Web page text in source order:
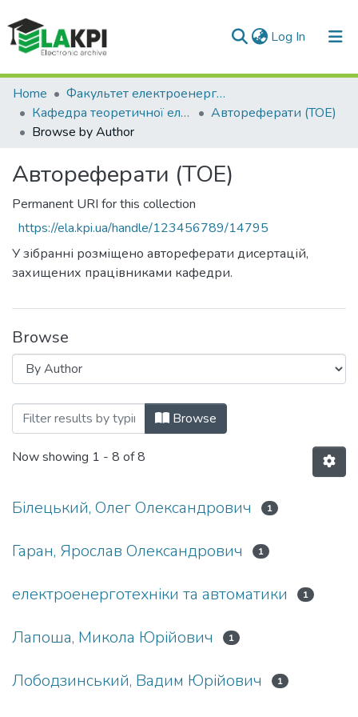
Log In (current)
Communities & Collections
All of DSpace
Home
Факультет електроенерготехніки та автоматики (ФЕА)
Кафедра теоретичної електротехніки (ТОЕ)
Автореферати (ТОЕ)
Browse by Author
Автореферати (ТОЕ)
Permanent URI for this collection
https://ela.kpi.ua/handle/123456789/14795
У зібранні розміщено автореферати дисертацій,
захищених працівниками кафедри.
Browse
Browsing Автореферати (ТОЕ) by
Browse
Now showing 1 - 8 of 8
Білецький, Олег Олександрович 1
Гаран, Ярослав Олександрович 1
електроенерготехнiки та автоматики 1
Лапоша, Микола Юрійович 1
Лободзинський, Вадим Юрійович 1